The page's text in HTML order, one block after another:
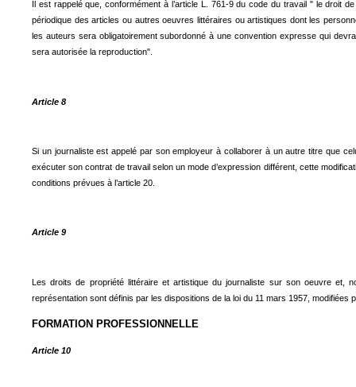
Il est rappelé que, conformément à l’article L. 761-9 du code du travail " le droit
périodique des articles ou autres oeuvres littéraires ou artistiques dont les
les auteurs sera obligatoirement subordonné à une convention expresse qui
sera autorisée la reproduction".
Article 8
Si un journaliste est appelé par son employeur à collaborer à un autre titre que
exécuter son contrat de travail selon un mode d’expression différent, cette
conditions prévues à l’article 20.
Article 9
Les droits de propriété littéraire et artistique du journaliste sur son oeuvre et,
représentation sont définis par les dispositions de la loi du 11 mars 1957, modifiées
FORMATION PROFESSIONNELLE
Article 10